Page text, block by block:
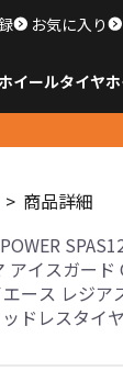
お気に入り
イールタイヤ
商品詳細
アイスガード
ース レジア
ドレスタイ